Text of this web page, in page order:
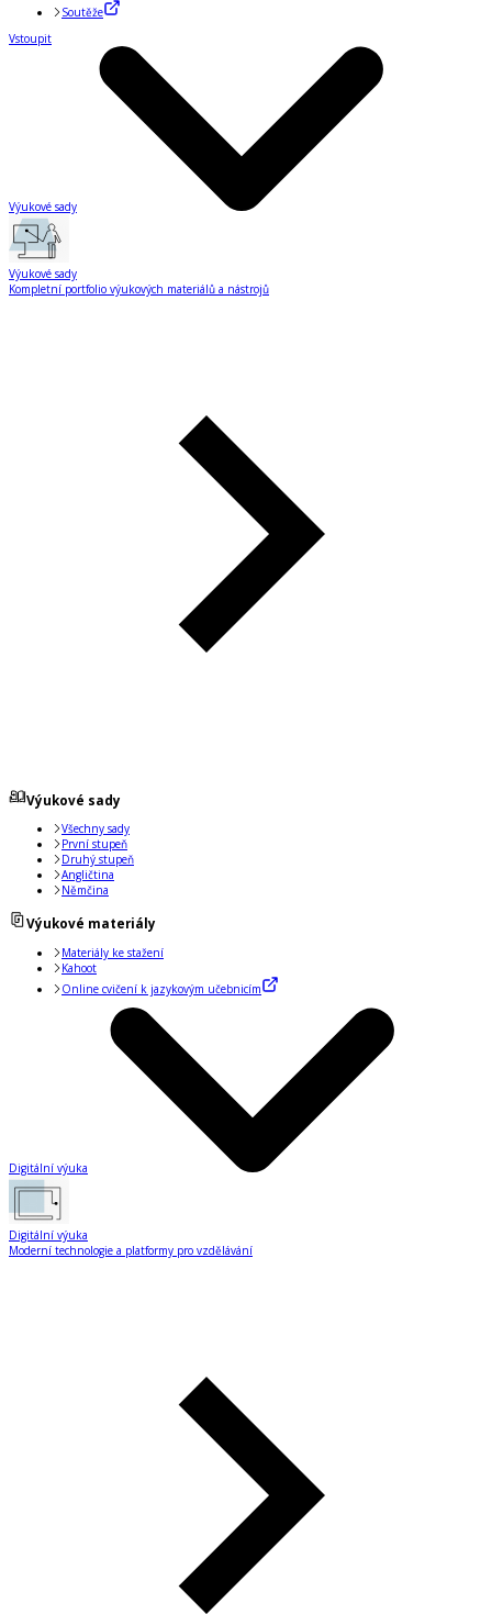
Soutěže
Vstoupit
Výukové sady
Výukové sady
Kompletní portfolio výukových materiálů a nástrojů
Výukové sady
Všechny sady
První stupeň
Druhý stupeň
Angličtina
Němčina
Výukové materiály
Materiály ke stažení
Kahoot
Online cvičení k jazykovým učebnicím
Digitální výuka
Digitální výuka
Moderní technologie a platformy pro vzdělávání